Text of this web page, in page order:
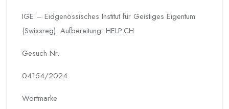
IGE – Eidgenössisches Institut für Geistiges Eigentum
(Swissreg). Aufbereitung: HELP.CH
Gesuch Nr.
04154/2024
Wortmarke